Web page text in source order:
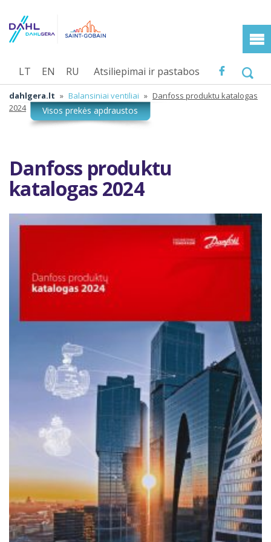
Atsiliepimai ir pastabos
LT EN RU
dahlgera.lt » Balansiniai ventiliai » Danfoss produktu katalogas
2024
Danfoss produktu
katalogas 2024